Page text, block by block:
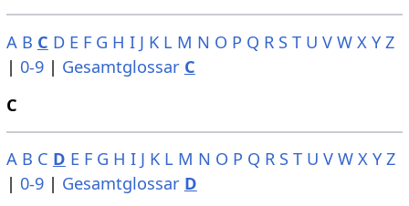
A B C D E F G H I J K L M N O P Q R S T U V W X Y Z
| 0-9| Gesamtglossar C
C
A B C D E F G H I J K L M N O P Q R S T U V W X Y Z
| 0-9| Gesamtglossar D